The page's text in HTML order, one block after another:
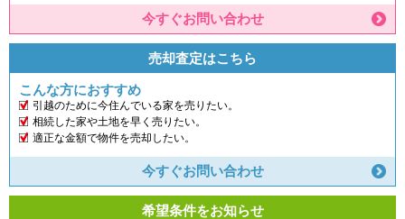
今すぐお問い合わせ
売却査定はこちら
こんな方におすすめ
引越のために今住んでいる家を売りたい。
相続した家や土地を早く売りたい。
適正な金額で物件を売却したい。
今すぐお問い合わせ
希望条件をお知らせ